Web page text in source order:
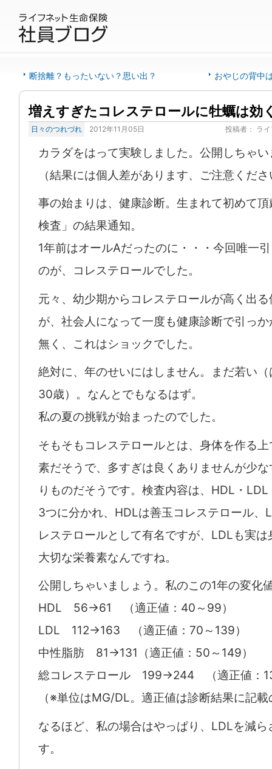
断捨離？もったいない？思い出？ おやじの背中
増えすぎたコレステロールに牡蠣は効
日々のつれづれ 2012年11月05日 投稿者： ラ
カラダをはって実験しました。公開しちゃ
（結果には個人差があります、ご注意くだ
事の始まりは、健康診断。生まれて初めて
検査」の結果通知。
1年前はオールAだったのに・・・今回唯一
のが、コレステロールでした。
元々、幼少期からコレステロールが高く出
が、社会人になって一度も健康診断で引っ
無く、これはショックでした。
絶対に、年のせいにはしません。まだ若い
30歳）。なんとでもなるはず。
私の夏の挑戦が始まったのでした。
そもそもコレステロールとは、身体を作る
素だそうで、多すぎは良くありませんが少
りものだそうです。検査内容は、HDL・
3つに分かれ、HDLは善玉コレステロール、
レステロールとして有名ですが、LDLも実は
大切な栄養素なんですね。
公開しちゃいましょう。私のこの1年の変化
HDL 56→61 （適正値：40～99）
LDL 112→163 （適正値：70～139）
中性脂肪 81→131（適正値：50～149）
総コレステロール 199→244 （適正値：
（※単位はMG/DL。適正値は診断結果に記
なるほど、私の場合はやっぱり、LDLを減ら
す。